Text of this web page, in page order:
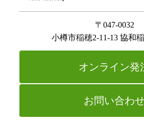
〒047-0032
小樽市稲穂2-11-13 協和
オンライン発
お問い合わせ